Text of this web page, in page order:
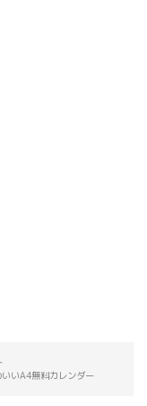
いA4無料カレンダー